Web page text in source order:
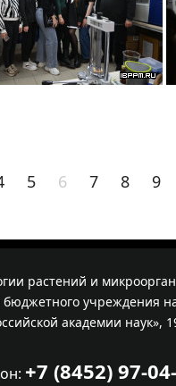
5 6 7 8 9
растений и
учреждения
академии наук»,
+7 (8452) 97-